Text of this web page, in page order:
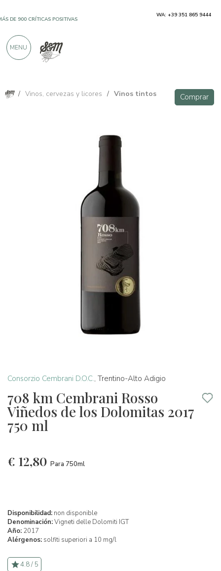
/ Vinos, cervezas y licores / Vinos tintos Comprar
Consorzio Cembrani D.O.C., Trentino-Alto Adigio
708 km Cembrani Rosso
Viñedos de los Dolomitas 2017
750 ml
€ 12,80 Para 750ml
Disponibilidad: non disponible
Denominación:Vigneti delle Dolomiti IGT
Año: 2017
Alérgenos: solfiti superiori a 10 mg/l
4.8 / 5
DE 900 CRÍTICAS POSITIVAS WA: +39 351 865 9444
MENU